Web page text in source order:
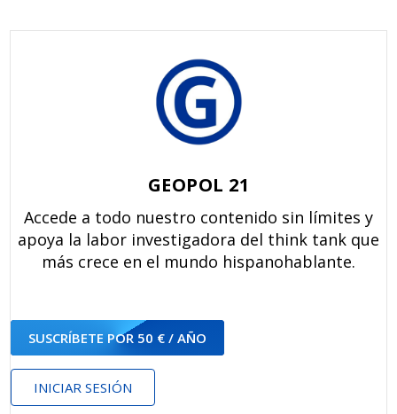
GEOPOL 21
Accede a todo nuestro contenido sin límites y
apoya la labor investigadora del think tank que
más crece en el mundo hispanohablante.
SUSCRÍBETE POR 50 € / AÑO
INICIAR SESIÓN